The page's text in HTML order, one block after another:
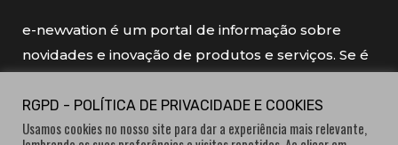
e-newvation é um portal de informação sobre
novidades e inovação de produtos e serviços. Se é
e-newvation tem o patrocínio do “Produto do
RGPD - POLÍTICA DE PRIVACIDADE E COOKIES
Usamos cookies no nosso site para dar a experiência mais relevante,